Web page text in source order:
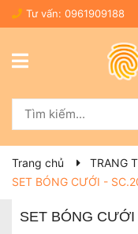
Tư vấn: 0961909188
Trang chủ
TRANG
SET BÓNG CƯỚI -
SET BÓNG CƯỚI